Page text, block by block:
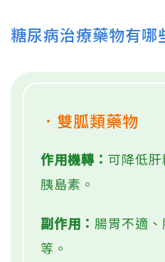
糖尿病治療藥物有哪
．雙胍類藥物
作用機轉： 可降低
胰島素。
副作用： 腸胃不適
等。